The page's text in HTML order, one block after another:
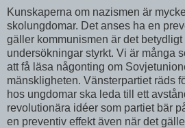
Kunskaperna om nazismen är
skolungdomar. Det anses ha en
gäller kommunismen är det
undersökningar styrkt. Vi är många
att få läsa någonting om
mänskligheten. Vänsterpartiet räds
hos ungdomar ska leda till ett
revolutionära idéer som partiet bär
en preventiv effekt även när det